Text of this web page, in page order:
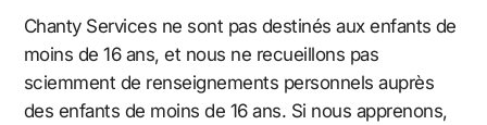
Chanty Services ne sont pas destinés aux enfants de
moins de 16 ans, et nous ne recueillons pas
sciemment de renseignements personnels auprès
des enfants de moins de 16 ans. Si nous apprenons,